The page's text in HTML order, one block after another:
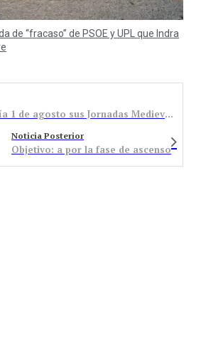
de “fracaso” de PSOE y UPL que Indra
Folgoso celebra el día 1 de agosto sus Jornadas Medievales
Noticia Posterior
Objetivo: a por la fase de ascenso